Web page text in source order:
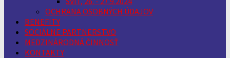
OCHRANA OSOBNÝCH ÚDAJOV
BENEFITY
SOCIÁLNE PARTNERSTVO
MEDZINÁRODNÁ ČINNOSŤ
KONTAKTY